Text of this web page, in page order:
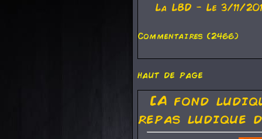
La LBD - Le 3/11/
Commentaires (2466)
haut de page
[A fond
repas ludique